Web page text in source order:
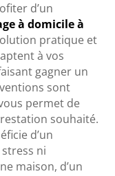
d’un
à domicile à
pratique et
à vos
gagner un
sont
permet de
souhaité.
d’un
ni
maison, d’un